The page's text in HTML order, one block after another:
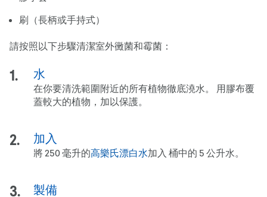
刷（長柄或手持式）
請按照以下步驟清潔室外黴菌和霉菌：
水
在你要清洗範圍附近的所有植物徹底澆水。 用膠布覆
蓋較大的植物，加以保護。
加入
將 250 毫升的高樂氏漂白水加入 桶中的 5 公升水。
製備